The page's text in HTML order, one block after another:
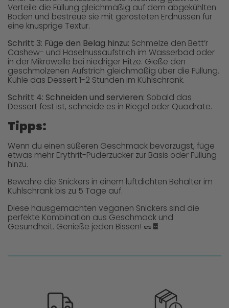
Verteile die Füllung gleichmäßig auf dem abgekühlten
Boden und bestreue sie mit gerösteten Erdnüssen für
eine knusprige Textur.
Schritt 3: Füge den Belag hinzu: Schmelze den Bett’r
Cashew- und Haselnussaufstrich im Wasserbad oder
in der Mikrowelle bei niedriger Hitze. Gieße den
geschmolzenen Aufstrich gleichmäßig über die Füllung.
Kühle das Dessert 1-2 Stunden im Kühlschrank.
Schritt 4: Schneiden und servieren: Sobald das
Dessert fest ist, schneide es in Riegel oder Quadrate.
Tipps:
Wenn du einen süßeren Geschmack bevorzugst, füge
etwas mehr Erythrit-Puderzucker zur Basis oder Füllung
hinzu.
Bewahre die Snickers in einem luftdichten Behälter im
Kühlschrank bis zu 5 Tage auf.
Diese hausgemachten veganen Snickers sind die
perfekte Kombination aus Geschmack und
Gesundheit. Genieße jeden Bissen! 🥜🍫